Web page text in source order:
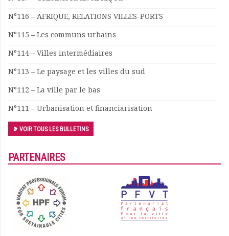
N°116 – AFRIQUE, RELATIONS VILLES-PORTS
N°115 – Les communs urbains
N°114 – Villes intermédiaires
N°113 – Le paysage et les villes du sud
N°112 – La ville par le bas
N°111 – Urbanisation et financiarisation
VOIR TOUS LES BULLETINS
PARTENAIRES